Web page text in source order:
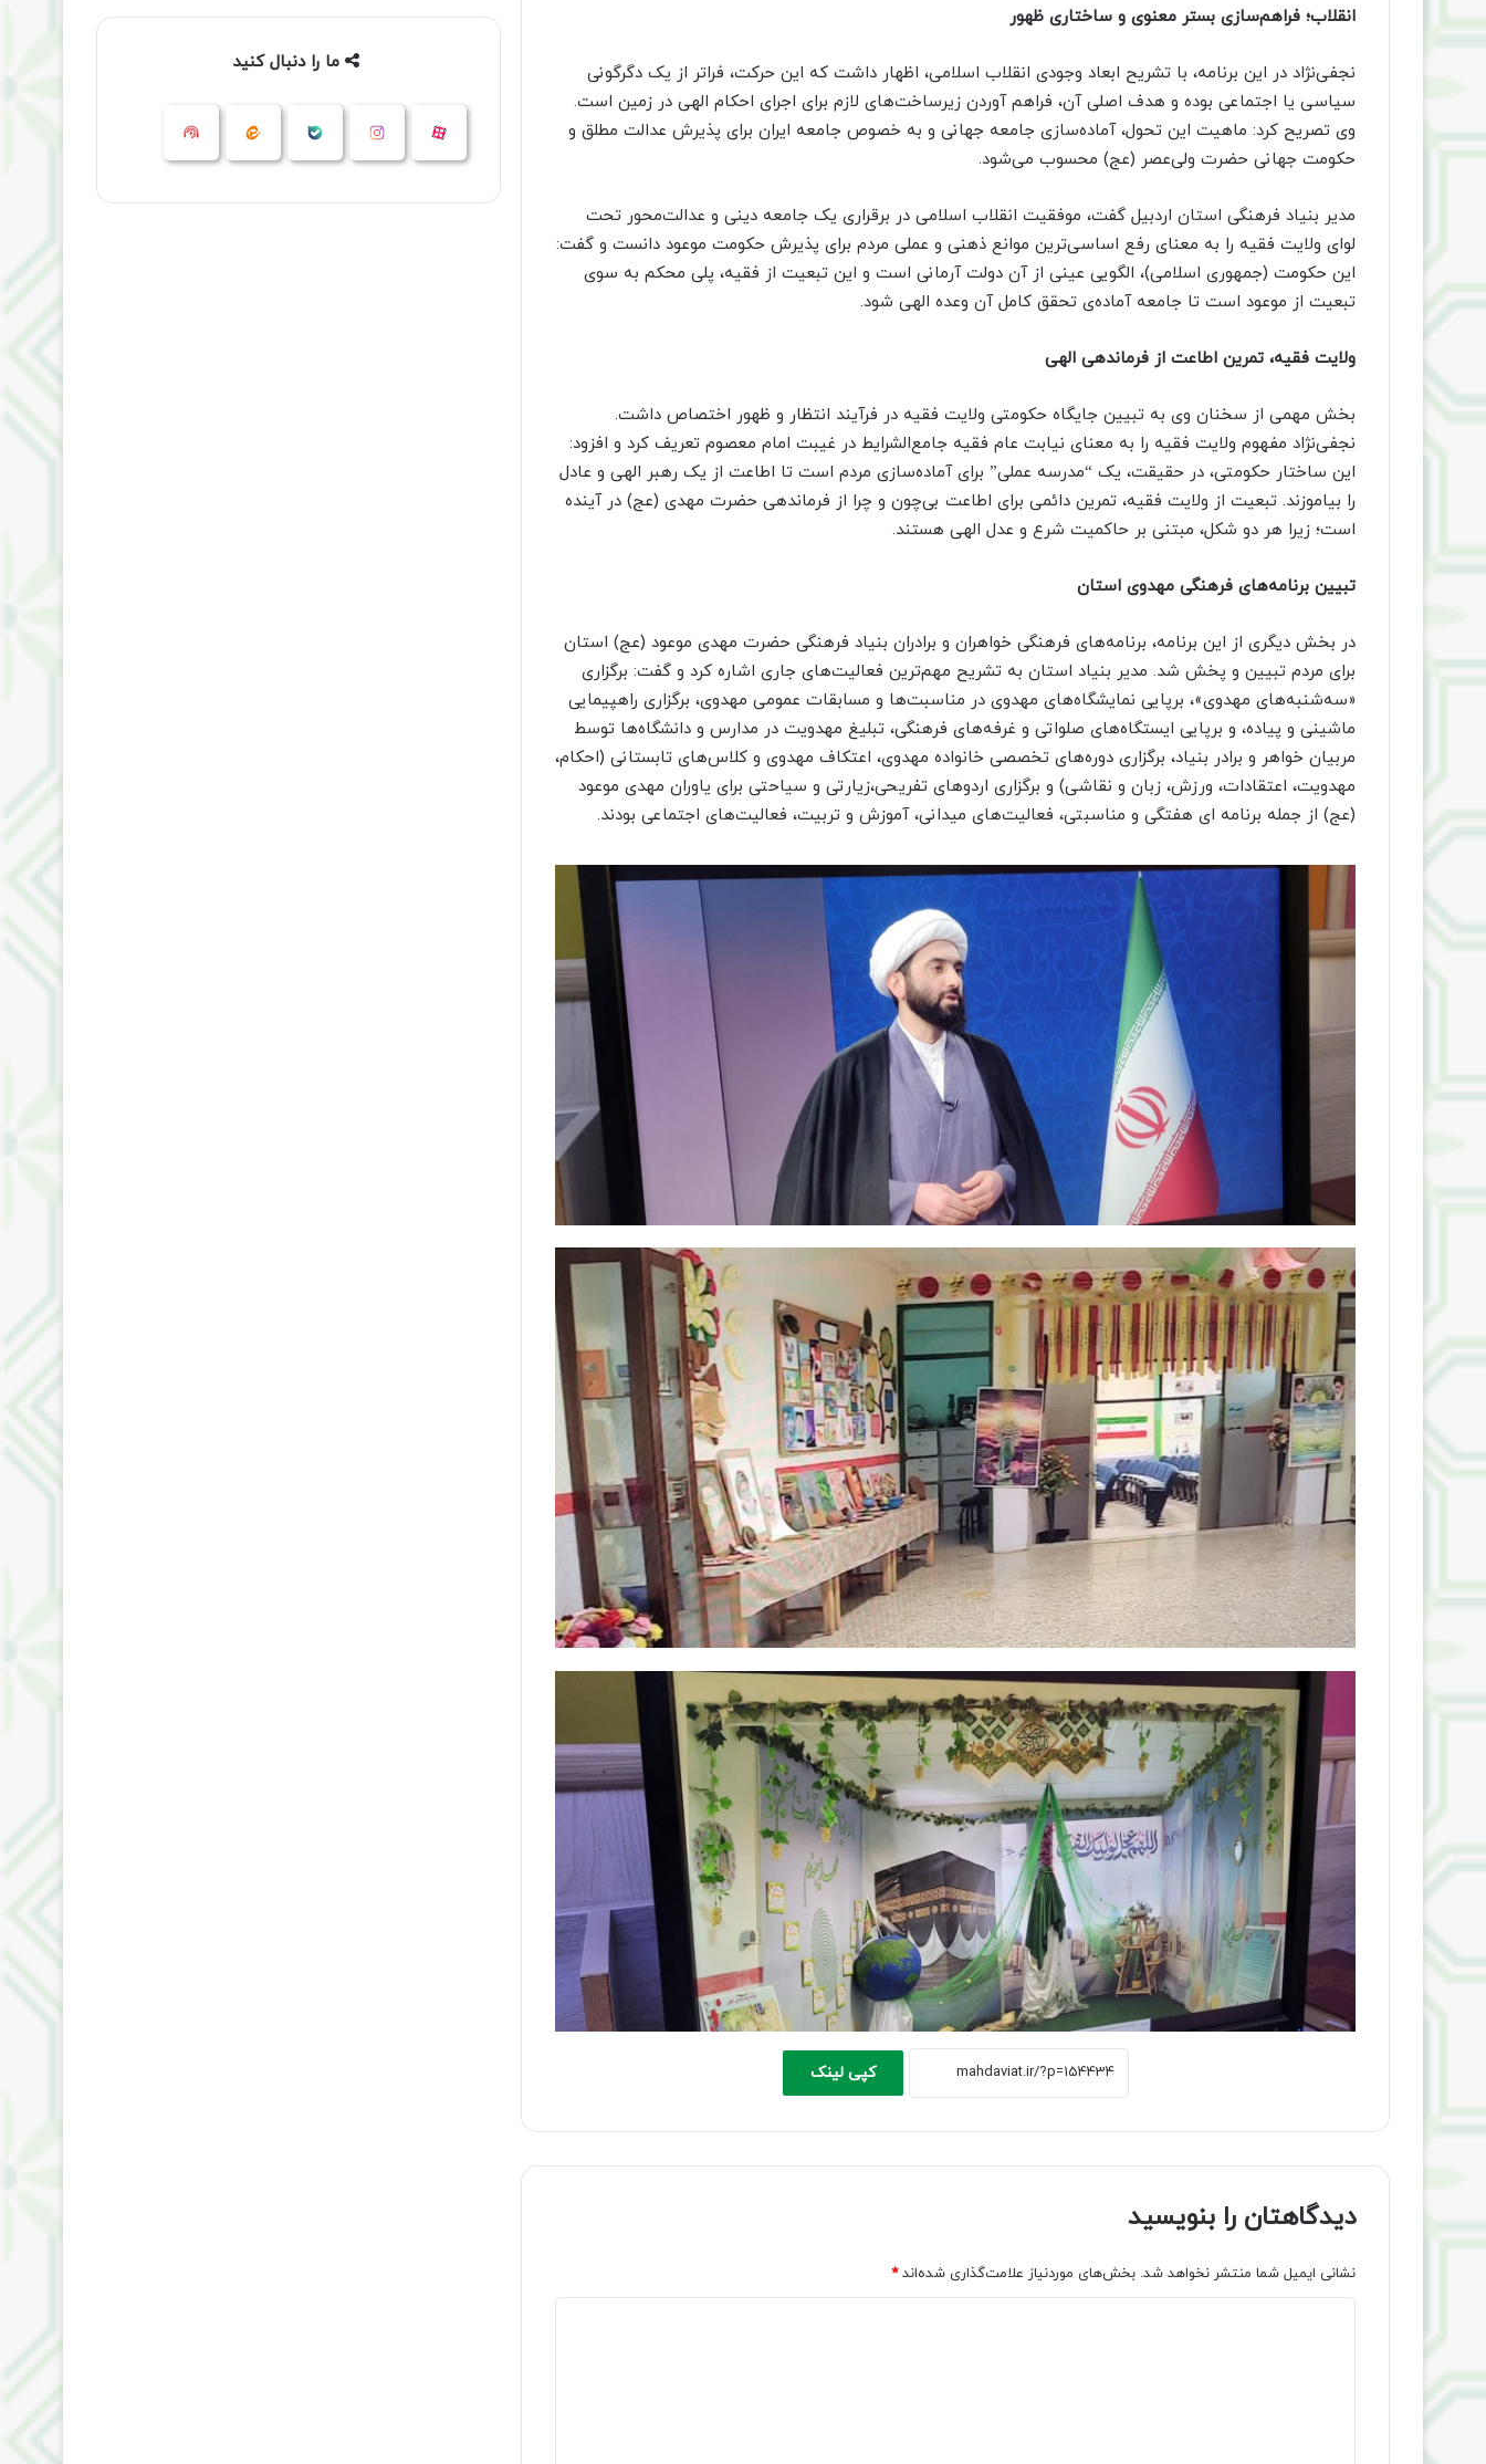
انقلاب؛ فراهم‌سازی بستر معنوی و ساختاری ظهور
نجفی‌نژاد در این برنامه، با تشریح ابعاد وجودی انقلاب اسلامی، اظهار داشت که این حرکت، فراتر از یک دگرگونی
سیاسی یا اجتماعی بوده و هدف اصلی آن، فراهم آوردن زیرساخت‌های لازم برای اجرای احکام الهی در زمین است.
وی تصریح کرد: ماهیت این تحول، آماده‌سازی جامعه جهانی و به خصوص جامعه ایران برای پذیرش عدالت مطلق و
حکومت جهانی حضرت ولی‌عصر (عج) محسوب می‌شود.
مدیر بنیاد فرهنگی استان اردبیل گفت، موفقیت انقلاب اسلامی در برقراری یک جامعه دینی و عدالت‌محور تحت
لوای ولایت فقیه را به معنای رفع اساسی‌ترین موانع ذهنی و عملی مردم برای پذیرش حکومت موعود دانست و گفت:
این حکومت (جمهوری اسلامی)، الگویی عینی از آن دولت آرمانی است و این تبعیت از فقیه، پلی محکم به سوی
تبعیت از موعود است تا جامعه آماده‌ی تحقق کامل آن وعده الهی شود.
ولایت فقیه، تمرین اطاعت از فرماندهی الهی
بخش مهمی از سخنان وی به تبیین جایگاه حکومتی ولایت فقیه در فرآیند انتظار و ظهور اختصاص داشت.
نجفی‌نژاد مفهوم ولایت فقیه را به معنای نیابت عام فقیه جامع‌الشرایط در غیبت امام معصوم تعریف کرد و افزود:
این ساختار حکومتی، در حقیقت، یک “مدرسه عملی” برای آماده‌سازی مردم است تا اطاعت از یک رهبر الهی و عادل
را بیاموزند. تبعیت از ولایت فقیه، تمرین دائمی برای اطاعت بی‌چون و چرا از فرماندهی حضرت مهدی (عج) در آینده
است؛ زیرا هر دو شکل، مبتنی بر حاکمیت شرع و عدل الهی هستند.
تبیین برنامه‌های فرهنگی مهدوی استان
در بخش دیگری از این برنامه، برنامه‌های فرهنگی خواهران و برادران بنیاد فرهنگی حضرت مهدی موعود (عج) استان
برای مردم تبیین و پخش شد. مدیر بنیاد استان به تشریح مهم‌ترین فعالیت‌های جاری اشاره کرد و گفت: برگزاری
«سه‌شنبه‌های مهدوی»، برپایی نمایشگاه‌های مهدوی در مناسبت‌ها و مسابقات عمومی مهدوی، برگزاری راهپیمایی
ماشینی و پیاده، و برپایی ایستگاه‌های صلواتی و غرفه‌های فرهنگی، تبلیغ مهدویت در مدارس و دانشگاه‌ها توسط
مربیان خواهر و برادر بنیاد، برگزاری دوره‌های تخصصی خانواده مهدوی، اعتکاف مهدوی و کلاس‌های تابستانی (احکام،
مهدویت، اعتقادات، ورزش، زبان و نقاشی) و برگزاری اردوهای تفریحی،زیارتی و سیاحتی برای یاوران مهدی موعود
(عج) از جمله برنامه ای هفتگی و مناسبتی، فعالیت‌های میدانی، آموزش و تربیت، فعالیت‌های اجتماعی بودند.
کپی لینک
دیدگاهتان را بنویسید
نشانی ایمیل شما منتشر نخواهد شد. بخش‌های موردنیاز علامت‌گذاری شده‌اند*
ما را دنبال کنید
آپارات اینستاگرام ایتا